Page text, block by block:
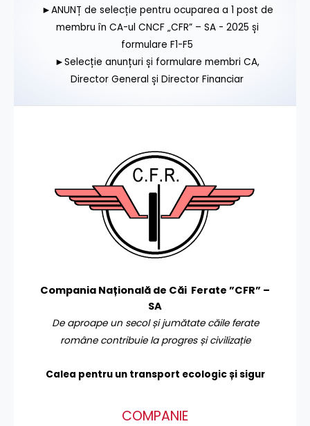
►ANUNȚ de selecție pentru ocuparea a 1 post de
membru în CA-ul CNCF „CFR” – SA - 2025 și
formulare F1-F5
►Selecție anunțuri și formulare membri CA,
Director General și Director Financiar
Compania Națională de Căi Ferate ”CFR” –
SA
De aproape un secol și jumătate căile ferate
române contribuie la progres și civilizație
Calea pentru un transport ecologic și sigur
COMPANIE